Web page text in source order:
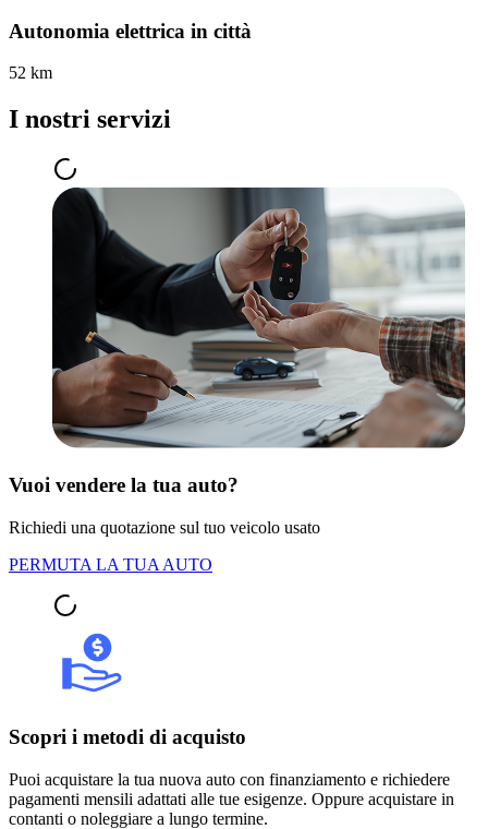
Autonomia elettrica in città
52 km
I nostri servizi
Vuoi vendere la tua auto?
Richiedi una quotazione sul tuo veicolo usato
PERMUTA LA TUA AUTO
Scopri i metodi di acquisto
Puoi acquistare la tua nuova auto con finanziamento e richiedere
pagamenti mensili adattati alle tue esigenze. Oppure acquistare in
contanti o noleggiare a lungo termine.